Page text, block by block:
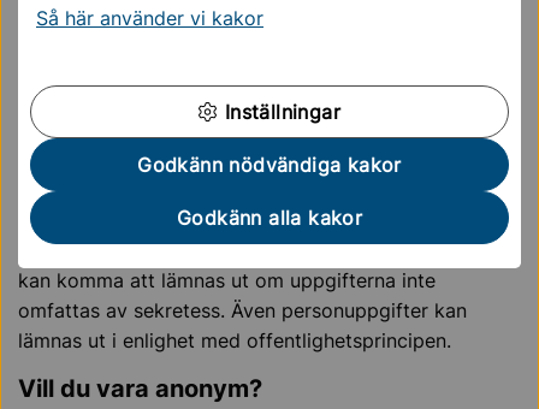
Så här använder vi kakor
Inställningar
Godkänn nödvändiga kakor
Godkänn alla kakor
brister på skolan kan du kontakta Skolinspektionen.
Skolinspektionen
Så behandlar vi dina
personuppgifter
Alla inkomna uppgifter blir allmänna handlingar och
kan komma att lämnas ut om uppgifterna inte
omfattas av sekretess. Även personuppgifter kan
lämnas ut i enlighet med offentlighetsprincipen.
Vill du vara anonym?